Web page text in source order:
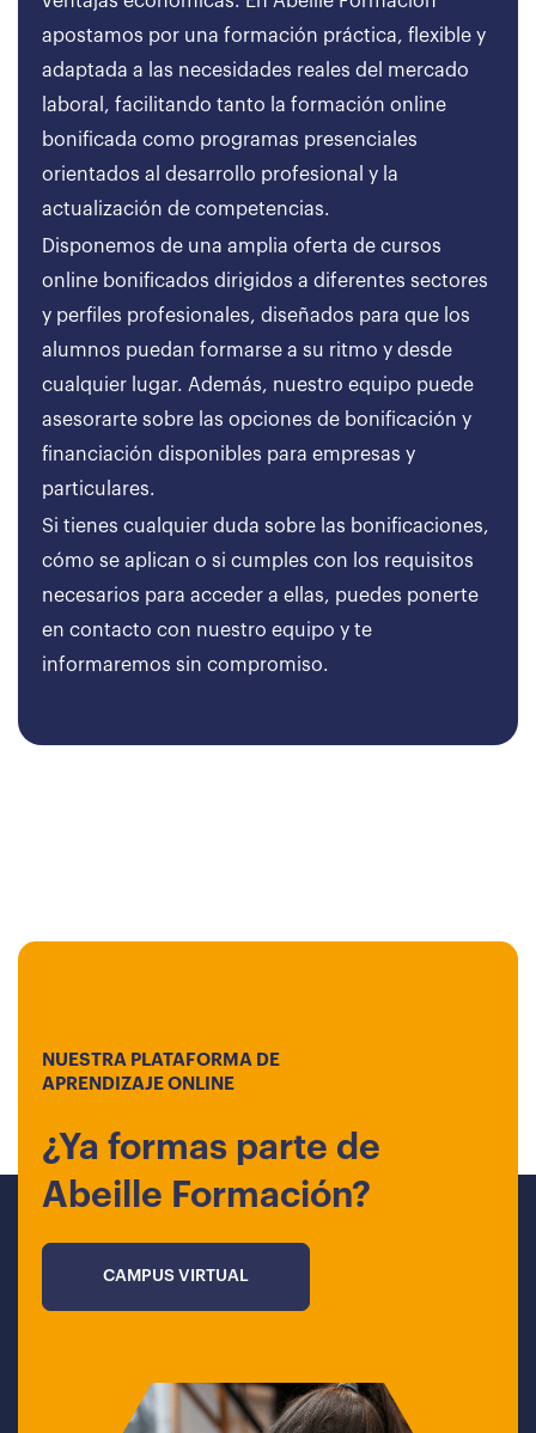
apostamos por una formación práctica, flexible y
adaptada a las necesidades reales del mercado
laboral, facilitando tanto la formación online
bonificada como programas presenciales
orientados al desarrollo profesional y la
actualización de competencias.
Disponemos de una amplia oferta de cursos
online bonificados dirigidos a diferentes sectores
y perfiles profesionales, diseñados para que los
alumnos puedan formarse a su ritmo y desde
cualquier lugar. Además, nuestro equipo puede
asesorarte sobre las opciones de bonificación y
financiación disponibles para empresas y
particulares.
Si tienes cualquier duda sobre las bonificaciones,
cómo se aplican o si cumples con los requisitos
necesarios para acceder a ellas, puedes ponerte
en contacto con nuestro equipo y te
informaremos sin compromiso.
NUESTRA PLATAFORMA DE
APRENDIZAJE ONLINE
¿Ya formas parte de
Abeille Formación?
CAMPUS VIRTUAL